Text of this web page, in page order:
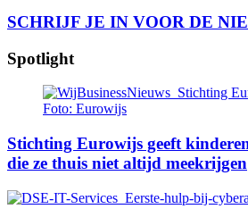
SCHRIJF JE IN VOOR DE
Spotlight
Foto: Eurowijs
Stichting Eurowijs geeft
die ze thuis niet altijd meekrijgen